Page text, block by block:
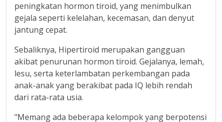
peningkatan hormon tiroid, yang menimbulkan
gejala seperti kelelahan, kecemasan, dan denyut
jantung cepat.
Sebaliknya, Hipertiroid merupakan gangguan
akibat penurunan hormon tiroid. Gejalanya, lemah,
lesu, serta keterlambatan perkembangan pada
anak-anak yang berakibat pada IQ lebih rendah
dari rata-rata usia.
"Memang ada beberapa kelompok yang berpotensi